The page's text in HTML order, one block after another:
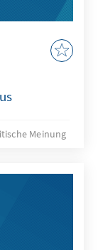
Meinung